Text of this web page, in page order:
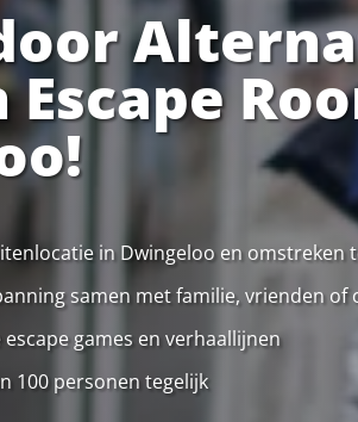
Escape
in Dwingeloo en omstreken
samen met familie, vrienden of
games en verhaallijnen
100 personen tegelijk